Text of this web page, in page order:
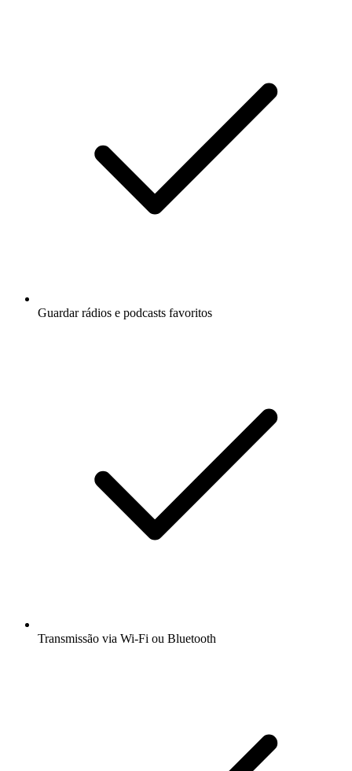
Guardar rádios e podcasts favoritos
Transmissão via Wi-Fi ou Bluetooth